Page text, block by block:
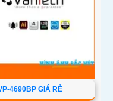
4690BP GIÁ RẺ